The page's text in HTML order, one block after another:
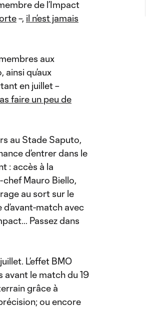
de l’Impact
–, il n’est jamais
aux
qu’aux
en juillet –
faire un peu de
au Stade Saputo,
d’entrer dans le
: accès à la
chef Mauro Biello,
au sort sur le
match avec
Passez dans
L’effet BMO
le match du 19
grâce à
ou encore